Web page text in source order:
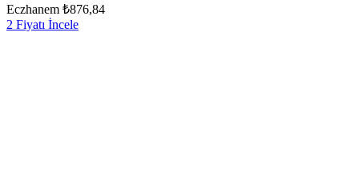
Eczhanem ₺876,84
2 Fiyatı İncele